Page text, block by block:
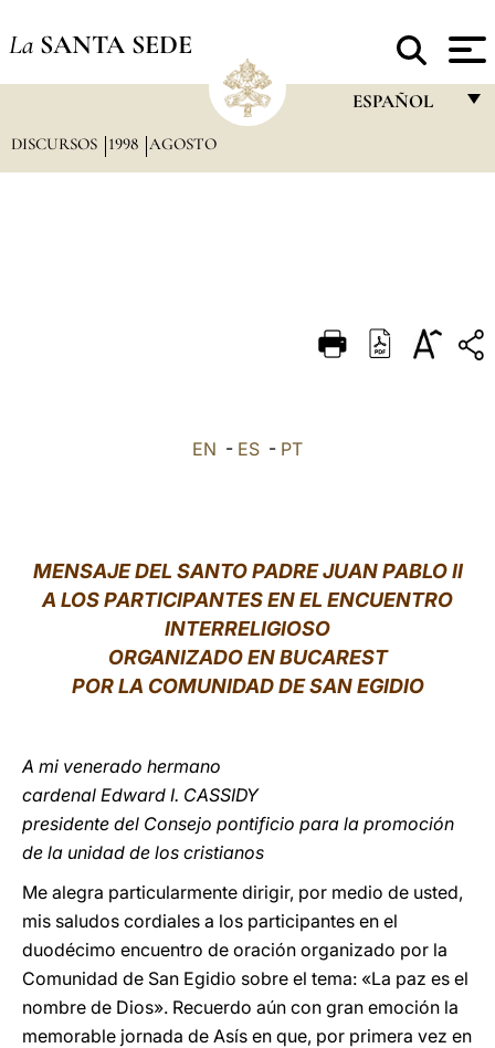
La SANTA SEDE
ESPAÑOL
DEUTSCH
DISCURSOS 1998 AGOSTO
EN - ES - PT
MENSAJE DEL SANTO PADRE JUAN PABLO II
A LOS PARTICIPANTES EN EL ENCUENTRO
INTERRELIGIOSO
ORGANIZADO EN BUCAREST
POR LA COMUNIDAD DE SAN EGIDIO
A mi venerado hermano
cardenal Edward I. CASSIDY
presidente del Consejo pontificio para la promoción
de la unidad de los cristianos
Me alegra particularmente dirigir, por medio de usted,
mis saludos cordiales a los participantes en el
duodécimo encuentro de oración organizado por la
Comunidad de San Egidio sobre el tema: «La paz es el
nombre de Dios». Recuerdo aún con gran emoción la
memorable jornada de Asís en que, por primera vez en